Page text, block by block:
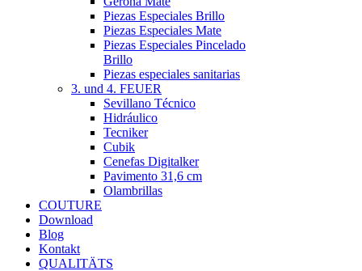
Piezas Especiales Brillo
Piezas Especiales Mate
Piezas Especiales Pincelado
Brillo
Piezas especiales sanitarias
3. und 4. FEUER
Sevillano Técnico
Hidráulico
Tecniker
Cubik
Cenefas Digitalker
Pavimento 31,6 cm
Olambrillas
COUTURE
Download
Blog
Kontakt
QUALITÄTS